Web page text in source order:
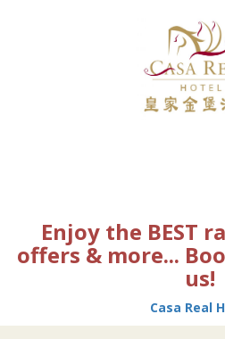
Enjoy the BEST
offers & more...
us!
Casa Real